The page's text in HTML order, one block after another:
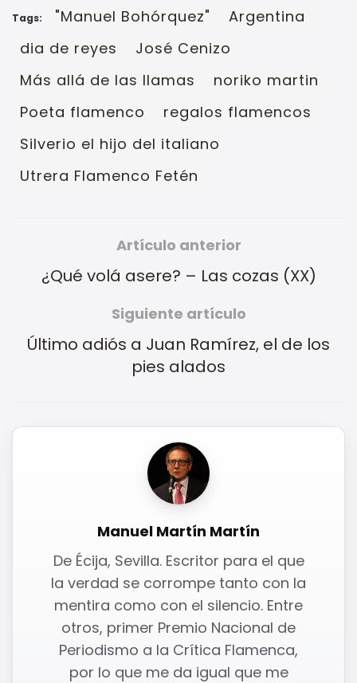
Tags: "Manuel Bohórquez"
Argentina
dia de reyes
José Cenizo
Más allá de las llamas
noriko martin
Poeta flamenco
regalos flamencos
Silverio el hijo del italiano
Utrera Flamenco Fetén
Artículo anterior
¿Qué volá asere? – Las cozas (XX)
Siguiente artículo
Último adiós a Juan Ramírez, el de los
pies alados
Manuel Martín Martín
De Écija, Sevilla. Escritor para el que
la verdad se corrompe tanto con la
mentira como con el silencio. Entre
otros, primer Premio Nacional de
Periodismo a la Crítica Flamenca,
por lo que me da igual que me